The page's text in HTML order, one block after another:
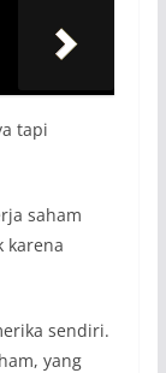
tapi
saham
karena
sendiri.
yang